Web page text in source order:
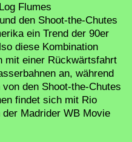
Flumes
den Shoot-the-Chutes
ein Trend der 90er
diese Kombination
mit einer Rückwärtsfahrt
an, während
den Shoot-the-Chutes
findet sich mit Rio
Madrider WB Movie